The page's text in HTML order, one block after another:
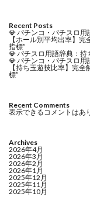
Recent Posts
💎 パチンコ・パチスロ
【ホール別平均出率】
指標”
💎 パチスロ用語辞典：持
💎 パチンコ・パチスロ
【持ち玉遊技比率】完
標”
Recent Comments
表示できるコメントはあ
Archives
2026年4月
2026年3月
2026年2月
2026年1月
2025年12月
2025年11月
2025年10月